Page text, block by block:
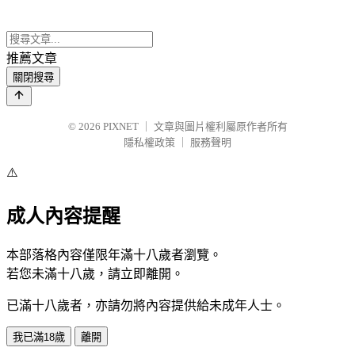
推薦文章
關閉搜尋
© 2026 PIXNET
文章與圖片權利屬原作者所有
隱私權政策
服務聲明
⚠️
成人內容提醒
本部落格內容僅限年滿十八歲者瀏覽。
若您未滿十八歲，請立即離開。
已滿十八歲者，亦請勿將內容提供給未成年人士。
我已滿18歲 離開